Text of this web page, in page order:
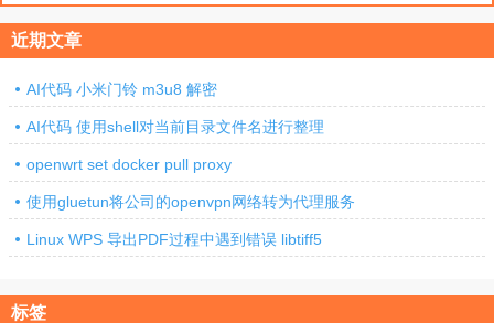
近期文章
AI代码 小米门铃 m3u8 解密
AI代码 使用shell对当前目录文件名进行整理
openwrt set docker pull proxy
使用gluetun将公司的openvpn网络转为代理服务
Linux WPS 导出PDF过程中遇到错误 libtiff5
标签